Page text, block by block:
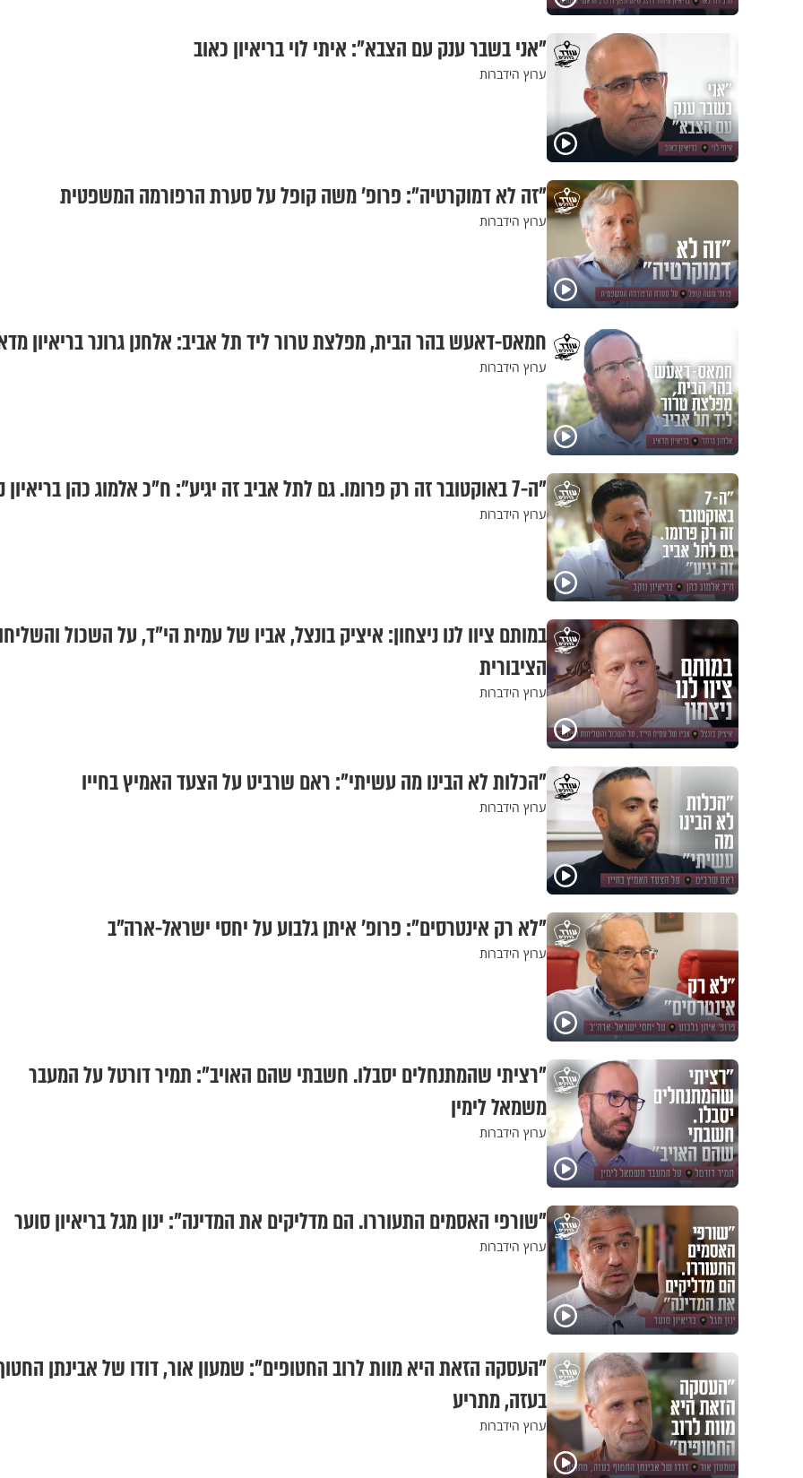
"אני בשבר ענק עם הצבא": איתי לוי בריאיון כאוב
ערוץ הידברות
"זה לא דמוקרטיה": פרופ' משה קופל על סערת הרפורמה המשפטית
ערוץ הידברות
חמאס-דאעש בהר הבית, מפלצת טרור ליד תל אביב: אלחנן גרונר בריאיון
ערוץ הידברות
"ה-7 באוקטובר זה רק פרומו. גם לתל אביב זה יגיע": ח"כ אלמוג כהן בריאיון נוקב
ערוץ הידברות
במותם ציוו לנו ניצחון: איציק בונצל, אביו של עמית הי"ד, על השכול
הציבורית
ערוץ הידברות
"הכלות לא הבינו מה עשיתי": ראם שרביט על הצעד האמיץ בחייו
ערוץ הידברות
"לא רק אינטרסים": פרופ' איתן גלבוע על יחסי ישראל-ארה"ב
ערוץ הידברות
"רציתי שהמתנחלים יסבלו. חשבתי שהם האויב": תמיר דורטל על המעבר
משמאל לימין
ערוץ הידברות
"שורפי האסמים התעוררו. הם מדליקים את המדינה": ינון מגל בריאיון סוער
ערוץ הידברות
"העסקה הזאת היא מוות לרוב החטופים": שמעון אור, דודו של אבינתן
בעזה, מתריע
ערוץ הידברות